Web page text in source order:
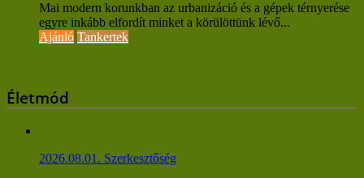
Mai modern korunkban az urbanizáció és a gépek térnyerése
egyre inkább elfordít minket a körülöttünk lévő...
Ajánló Tankertek
Életmód
2026.08.01. Szerkesztőség